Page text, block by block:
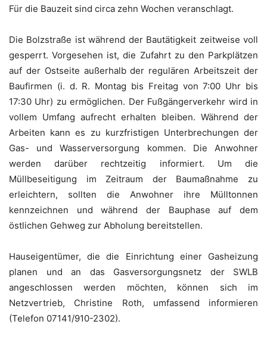
Für die Bauzeit sind circa zehn Wochen veranschlagt.
Die Bolzstraße ist während der Bautätigkeit zeitweise voll
gesperrt. Vorgesehen ist, die Zufahrt zu den Parkplätzen
auf der Ostseite außerhalb der regulären Arbeitszeit der
Baufirmen (i. d. R. Montag bis Freitag von 7:00 Uhr bis
17:30 Uhr) zu ermöglichen. Der Fußgängerverkehr wird in
vollem Umfang aufrecht erhalten bleiben. Während der
Arbeiten kann es zu kurzfristigen Unterbrechungen der
Gas- und Wasserversorgung kommen. Die Anwohner
werden darüber rechtzeitig informiert. Um die
Müllbeseitigung im Zeitraum der Baumaßnahme zu
erleichtern, sollten die Anwohner ihre Mülltonnen
kennzeichnen und während der Bauphase auf dem
östlichen Gehweg zur Abholung bereitstellen.
Hauseigentümer, die die Einrichtung einer Gasheizung
planen und an das Gasversorgungsnetz der SWLB
angeschlossen werden möchten, können sich im
Netzvertrieb, Christine Roth, umfassend informieren
(Telefon 07141/910-2302).